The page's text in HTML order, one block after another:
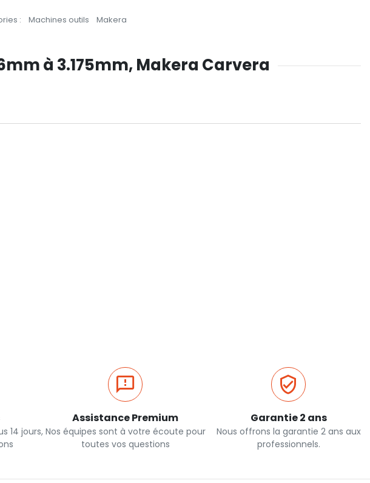
: Machines outils Makera
à 3.175mm, Makera Carvera
14 jours,
Assistance Premium
Nos équipes sont à votre écoute pour
toutes vos questions
Garantie 2 ans
Nous offrons la garantie 2 ans aux
professionnels.